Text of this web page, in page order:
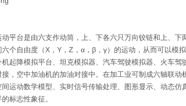
动平台是由六支作动筒，上、下各六只万向铰链和上、
六个自由度（X，Y，Z，α，β，γ）的运动，从而可以模
起降模拟平台、坦克模拟器、汽车驾驶模拟器、火车
，空中加油机的加油对接中。在加工业可制成六轴联
间运动数学模型、实时信号传输处理、图形显示、动态
标志性象征。